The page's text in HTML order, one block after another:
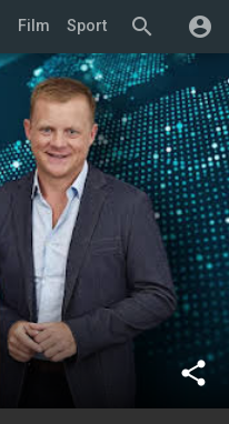
search account_circle
Film Sport
share